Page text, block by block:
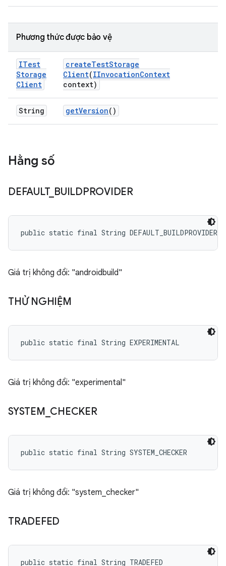
Phương thức được bảo vệ
ITest
Storage
Client
createTestStorage
Client(IInvocationContext
context)
String getVersion()
Hằng số
DEFAULT_ BUILDPROVIDER
public static final String DEFAULT_BUILDPROVIDER
Giá trị không đổi: "androidbuild"
THỬ NGHIỆM
public static final String EXPERIMENTAL
Giá trị không đổi: "experimental"
SYSTEM CHECKER
public static final String SYSTEM_CHECKER
Giá trị không đổi: "system_checker"
TRADEFED
public static final String TRADEFED